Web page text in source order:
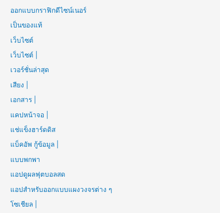
ออกแบบกราฟิกดีไซน์เนอร์
เป็นของแท้
เว็บไซต์
เว็บไซต์ |
เวอร์ชั่นล่าสุด
เสียง |
เอกสาร |
แคปหน้าจอ |
แช่แข็งฮาร์ดดิส
แบ็คอัพ กู้ข้อมูล |
แบบพกพา
แอปดูผลฟุตบอลสด
แอปสำหรับออกแบบแผงวงจรต่าง ๆ
โซเชียล |